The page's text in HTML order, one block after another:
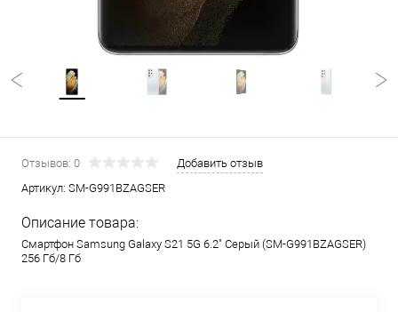
Отзывов: 0
Добавить отзыв
Артикул: SM-G991BZAGSER
Описание товара:
Смартфон Samsung Galaxy S21 5G 6.2" Серый (SM-G991BZAGSER)
256 Гб/8 Гб